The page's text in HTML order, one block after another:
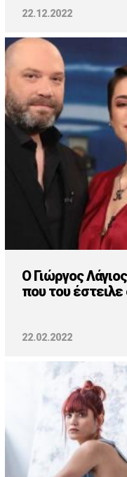
22.12.2022
Ο Γιώργος
που του έστειλε
22.02.2022